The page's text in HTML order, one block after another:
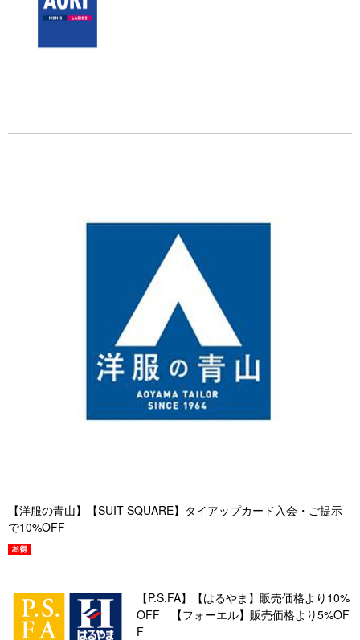
【洋服の青山】【SUIT SQUARE】タイアップカード入会・ご提示
で10%OFF
【P.S.FA】【はるやま】販売価格より10%
OFF 【フォーエル】販売価格より5%OF
F